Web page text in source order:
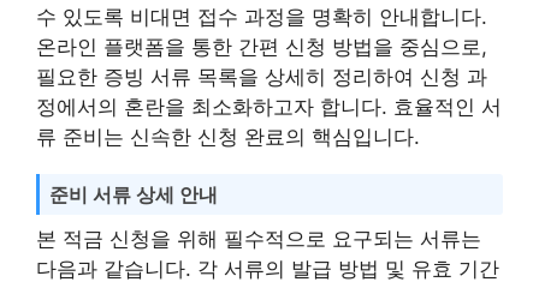
수 있도록 비대면 접수 과정을 명확히 안내합니다.
온라인 플랫폼을 통한 간편 신청 방법을 중심으로,
필요한 증빙 서류 목록을 상세히 정리하여 신청 과
정에서의 혼란을 최소화하고자 합니다. 효율적인 서
류 준비는 신속한 신청 완료의 핵심입니다.
준비 서류 상세 안내
본 적금 신청을 위해 필수적으로 요구되는 서류는
다음과 같습니다. 각 서류의 발급 방법 및 유효 기간